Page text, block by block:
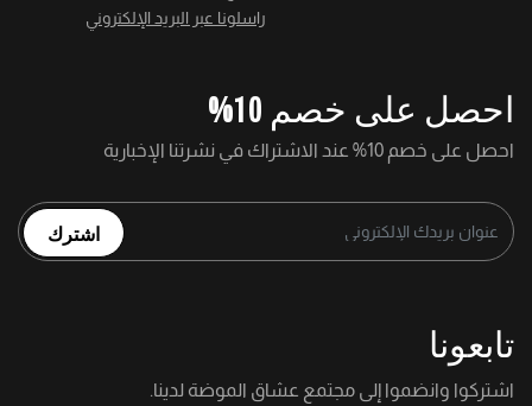
راسلونا عبر البريد الإلكتروني
احصل على خصم 10%
احصل على خصم 10% عند الاشتراك في نشرتنا الإخبارية
اشترك
تابعونا
اشتركوا وانضموا إلى مجتمع عشاق الموضة لدينا.